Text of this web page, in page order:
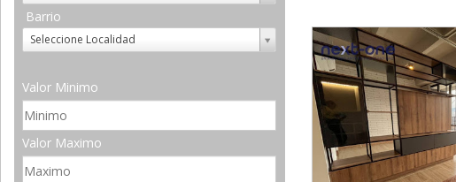
Barrio
Seleccione Localidad
Valor Minimo
Valor Maximo